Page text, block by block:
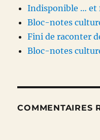
Indisponible … et
Bloc-notes
Fini de raconter
Bloc-notes
COMMENTAIRES